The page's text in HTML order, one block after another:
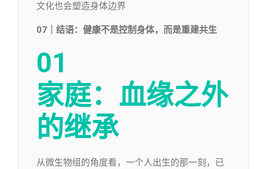
文化也会塑造身体边界
07｜结语：健康不是控制身体，而是重建共生
01
家庭：血缘之外
的继承
从微生物组的角度看，一个人出生的那一刻，已